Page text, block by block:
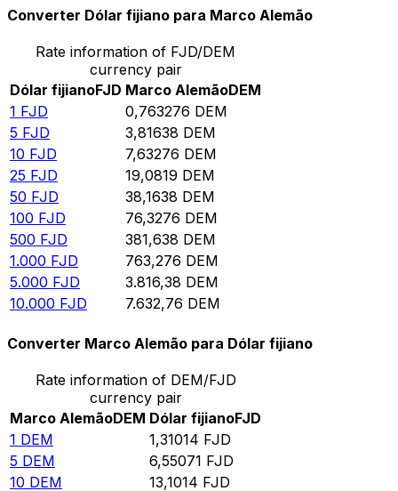
Converter Dólar fijiano para Marco Alemão
Rate information of FJD/DEM
currency pair
Dólar fijianoFJD Marco AlemãoDEM
1 FJD 0,763276 DEM
5 FJD 3,81638 DEM
10 FJD 7,63276 DEM
25 FJD 19,0819 DEM
50 FJD 38,1638 DEM
100 FJD 76,3276 DEM
500 FJD 381,638 DEM
1.000 FJD 763,276 DEM
5.000 FJD 3.816,38 DEM
10.000 FJD 7.632,76 DEM
Converter Marco Alemão para Dólar fijiano
Rate information of DEM/FJD
currency pair
Marco AlemãoDEM Dólar fijianoFJD
1 DEM 1,31014 FJD
5 DEM 6,55071 FJD
10 DEM 13,1014 FJD